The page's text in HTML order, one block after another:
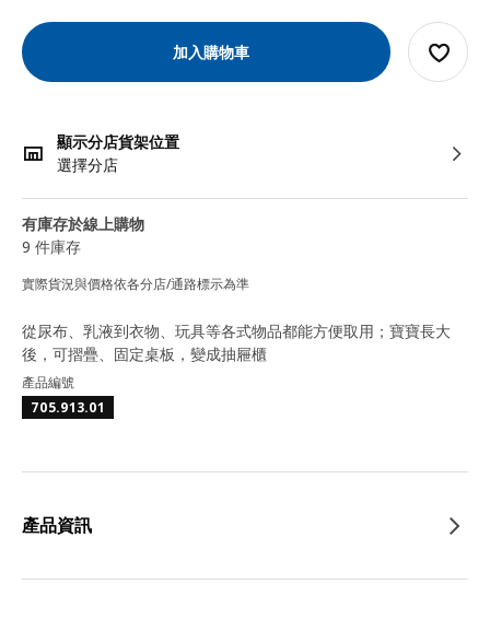
加入購物車
顯示分店貨架位置
選擇分店
有庫存於線上購物
9 件庫存
實際貨況與價格依各分店/通路標示為準
從尿布、乳液到衣物、玩具等各式物品都能方便取用；寶寶長大
後，可摺疊、固定桌板，變成抽屜櫃
產品編號
705.913.01
產品資訊